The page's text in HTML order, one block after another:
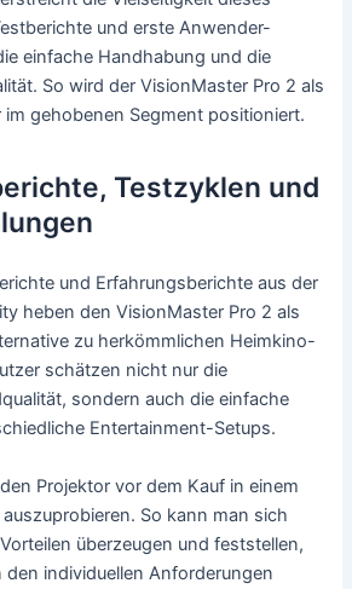
und erste Anwender-
einfache Handhabung und die
So wird der VisionMaster Pro 2 als
gehobenen Segment positioniert.
Testzyklen und
und Erfahrungsberichte aus der
heben den VisionMaster Pro 2 als
zu herkömmlichen Heimkino-
schätzen nicht nur die
sondern auch die einfache
Entertainment-Setups.
Projektor vor dem Kauf in einem
So kann man sich
überzeugen und feststellen,
individuellen Anforderungen